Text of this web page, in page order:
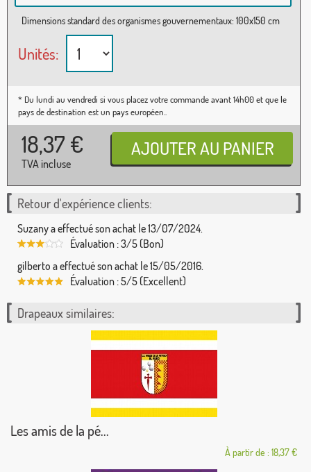
Dimensions standard des organismes gouvernementaux: 100x150 cm
Unités:
* Du lundi au vendredi si vous placez votre commande avant 14h00 et que le
pays de destination est un pays européen..
18,37 €
TVA incluse
Retour d'expérience clients:
Suzany a effectué son achat le 13/07/2024.
Évaluation : 3/5 (Bon)
gilberto a effectué son achat le 15/05/2016.
Évaluation : 5/5 (Excellent)
Drapeaux similaires:
Les amis de la pé...
À partir de : 18,37 €